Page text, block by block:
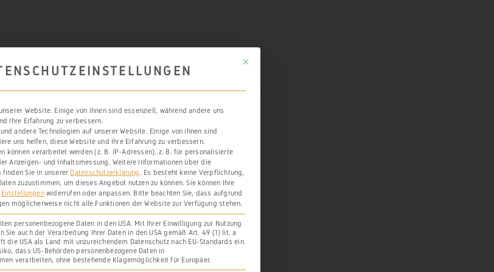
Mit diesem Button wird der Dialog geschlossen. Seine Funktionalität ist
Website. Einige von ihnen sind essenziell, während andere uns
Ihre Erfahrung zu verbessern.
andere Technologien auf unserer Website. Einige von ihnen sind
uns helfen, diese Website und Ihre Erfahrung zu verbessern.
können verarbeitet werden (z. B. IP-Adressen), z. B. für personalisierte
Anzeigen- und Inhaltsmessung. Weitere Informationen über die
finden Sie in unserer Datenschutzerklärung
Es besteht keine Verpflichtung,
zuzustimmen, um dieses Angebot nutzen zu können. Sie können Ihre
Einstellungenwiderrufen oder anpassen. Bitte beachten Sie, dass aufgrund
möglicherweise nicht alle Funktionen der Website zur Verfügung stehen.
personenbezogene Daten in den USA. Mit Ihrer Einwilligung zur Nutzung
Sie auch der Verarbeitung Ihrer Daten in den USA gemäß Art. 49 (1) lit. a
die USA als Land mit unzureichendem Datenschutz nach EU-Standards ein.
dass US-Behörden personenbezogene Daten in
verarbeiten, ohne bestehende Klagemöglichkeit für Europäer.